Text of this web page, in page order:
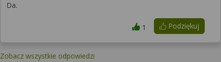
Da.
Podziękuj
1
Zobacz wszystkie odpowiedzi